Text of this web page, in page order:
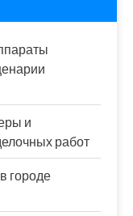
и
работ
городе